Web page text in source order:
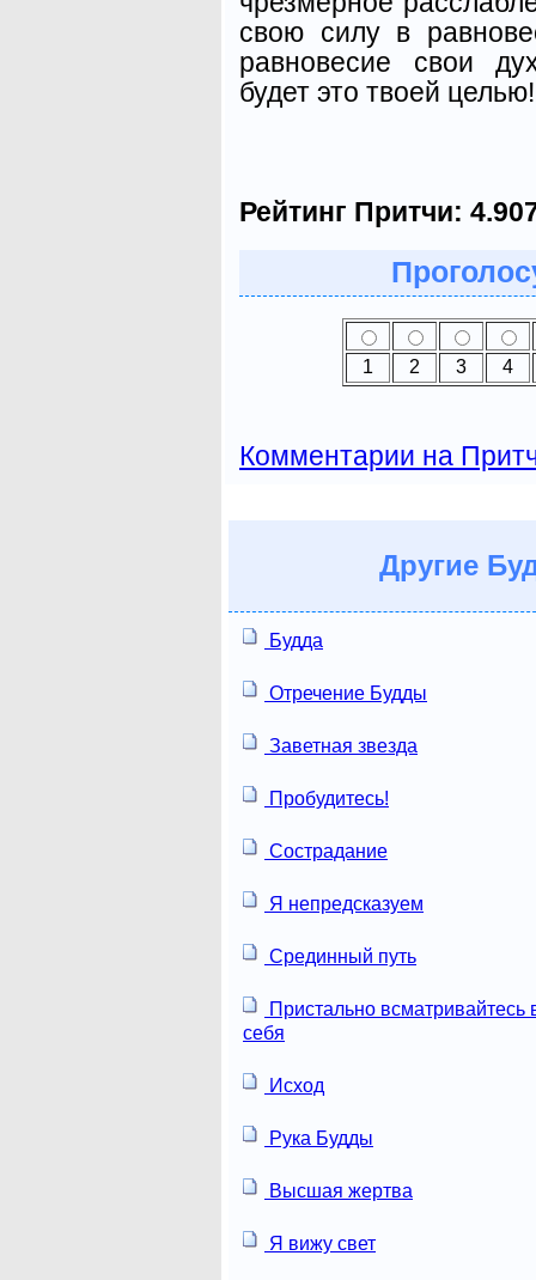
свою силу в
равновесие свои
будет это твоей целью!
Рейтинг Притчи:
1 2 3 4
Комментарии на
Другие
Будда
Отречение Будды
Заветная звезда
Пробудитесь!
Сострадание
Я непредсказуем
Срединный путь
Пристально всматривайтесь
себя
Исход
Рука Будды
Высшая жертва
Я вижу свет